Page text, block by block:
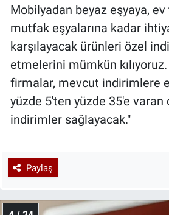
Mobilyadan beyaz eşyaya,
mutfak eşyalarına kadar
karşılayacak ürünleri özel
etmelerini mümkün
firmalar, mevcut indirimlere
yüzde 5'ten yüzde 35'e varan
indirimler sağlayacak."
Paylaş